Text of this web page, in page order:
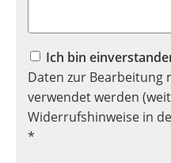
Ich bin
Daten zur Bearbeitung
verwendet werden
Widerrufshinweise in
*